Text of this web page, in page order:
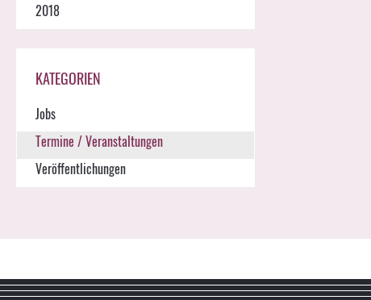
2018
KATEGORIEN
Jobs
Termine / Veranstaltungen
Veröffentlichungen